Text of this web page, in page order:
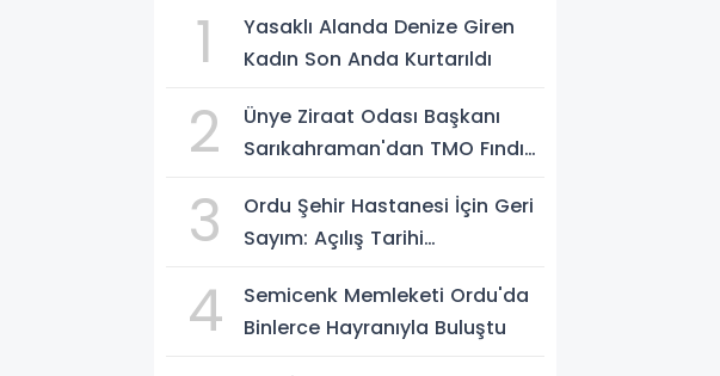
1
Yasaklı Alanda Denize Giren
Kadın Son Anda Kurtarıldı
2
Ünye Ziraat Odası Başkanı
Sarıkahraman'dan TMO Fındık
3
Ordu Şehir Hastanesi İçin Geri
Sayım: Açılış Tarihi
4
Semicenk Memleketi Ordu'da
Binlerce Hayranıyla Buluştu